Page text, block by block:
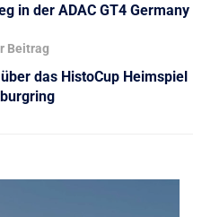
in der ADAC GT4 Germany
Beitrag
das HistoCup Heimspiel